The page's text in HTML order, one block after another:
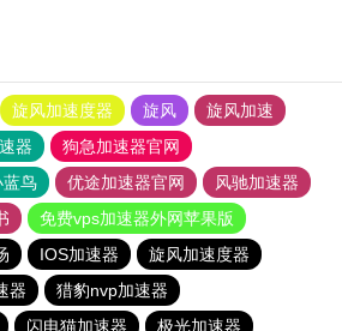
旋风加速度器 旋风
旋风加速
器
狗急加速器官网
蓝鸟 优途加速器官网
风驰加速器
免费vps加速器外网苹果版
IOS加速器
旋风加速度器
器
猎豹nvp加速器
闪电猫加速器 极光加速器